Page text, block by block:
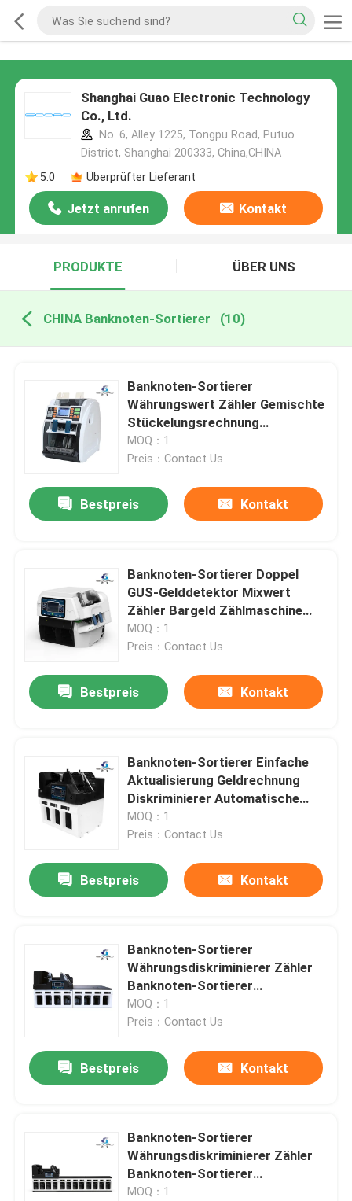
Shanghai Guao Electronic Technology
Co., Ltd.
No. 6, Alley 1225, Tongpu Road, Putuo
District, Shanghai 200333, China,CHINA
5.0
Überprüfter Lieferant
Jetzt anrufen Kontakt
PRODUKTE ÜBER UNS
CHINA Banknoten-Sortierer (10)
Banknoten-Sortierer
Währungswert Zähler Gemischte
Stückelungsrechnung
Zählmaschine
MOQ：1
Preis：Contact Us
Bestpreis Kontakt
Banknoten-Sortierer Doppel
GUS-Gelddetektor Mixwert
Zähler Bargeld Zählmaschine
Geld
MOQ：1
Preis：Contact Us
Bestpreis Kontakt
Banknoten-Sortierer Einfache
Aktualisierung Geldrechnung
Diskriminierer Automatische
Note
MOQ：1
Preis：Contact Us
Bestpreis Kontakt
Banknoten-Sortierer
Währungsdiskriminierer Zähler
Banknoten-Sortierer
Geldwertzähler mit SN-Lesung
CIS
MOQ：1
Preis：Contact Us
Bestpreis Kontakt
Banknoten-Sortierer
Währungsdiskriminierer Zähler
Banknoten-Sortierer
Geldwertzähler mit SN-Lesung
MOQ：1